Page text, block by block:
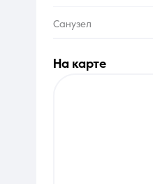
Санузел
на карте